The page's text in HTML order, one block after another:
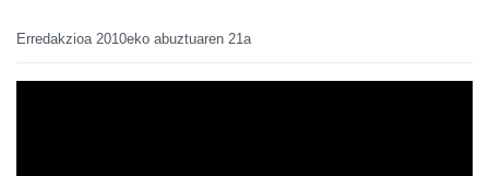
Erredakzioa 2010eko abuztuaren 21a